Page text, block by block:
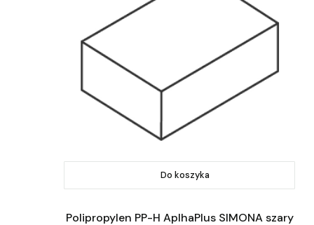
Do koszyka
Polipropylen PP-H AplhaPlus SIMONA szary